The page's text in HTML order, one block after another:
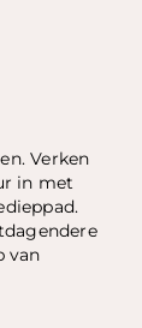
Verken
in met
van